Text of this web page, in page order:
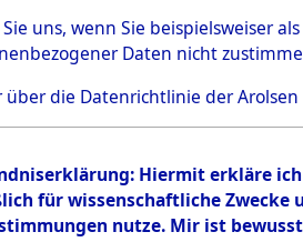
Sie uns, wenn Sie beispielsweiser
Daten nicht
die Datenrichtlinie der Arolsen
Hiermit erkläre
für wissenschaftliche
nutze. Mir ist